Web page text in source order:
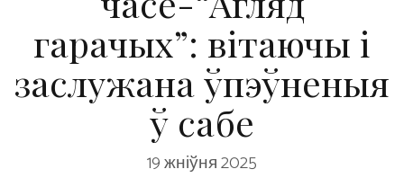
гарачых”: вітаючы і
заслужана ўпэўненыя
ў сабе
19 жніўня 2025